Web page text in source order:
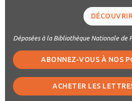
DÉCOUVRIR
Déposées à la Bibliothèque Nationale de
ABONNEZ-VOUS À NOS
ACHETER LES